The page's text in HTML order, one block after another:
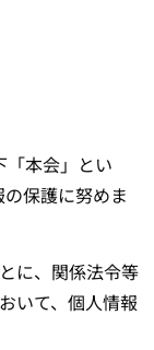
「本会」とい
保護に努めま
に、関係法令等
いて、個人情報